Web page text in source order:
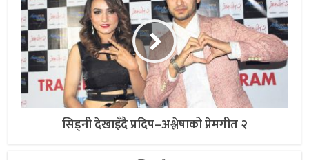
सिड्नी देखाइँदै प्रदिप–अश्लेषाको प्रेमगीत २